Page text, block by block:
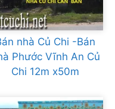
nhà Củ Chi -Bán
Phước Vĩnh An Củ
Chi 12m x50m